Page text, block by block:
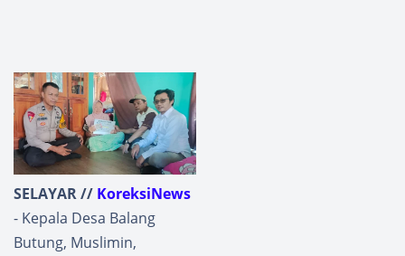
SELAYAR // KoreksiNews
- Kepala Desa Balang
Butung, Muslimin,